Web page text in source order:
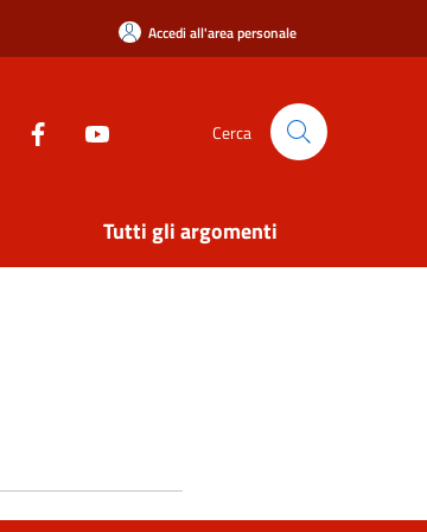
Accedi all'area personale
Cerca
Tutti gli argomenti